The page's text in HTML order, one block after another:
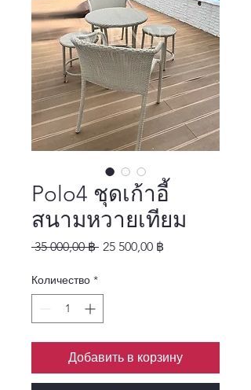
Polo4 ชุดเก้าอี้
สนามหวายเทียม
35 000,00 ฿ Обычная цена
25 500,00 ฿
Количество *
Добавить в корзину